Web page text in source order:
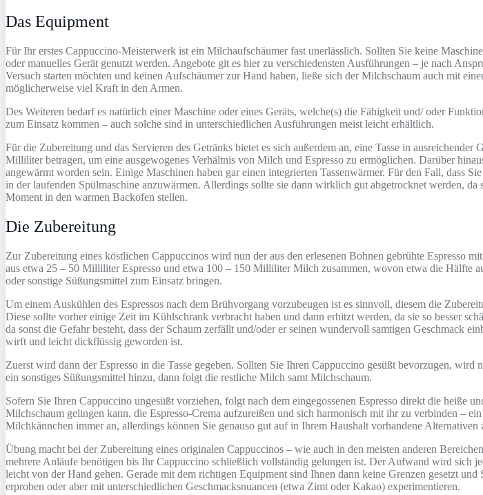
Das Equipment
Für Ihr erstes Cappuccino-Meisterwerk ist ein Milchaufschäumer fast unerlässlich. Sollten Sie keine
oder manuelles Gerät genutzt werden. Angebote git es hier zu verschiedensten Ausführungen – je nach
Versuch starten möchten und keinen Aufschäumer zur Hand haben, ließe sich der Milchschaum auch mit
möglicherweise viel Kraft in den Armen.
Des Weiteren bedarf es natürlich einer Maschine oder eines Geräts, welche(s) die Fähigkeit und/ oder
zum Einsatz kommen – auch solche sind in unterschiedlichen Ausführungen meist leicht erhältlich.
Für die Zubereitung und das Servieren des Getränks bietet es sich außerdem an, eine Tasse in
Milliliter betragen, um eine ausgewogenes Verhältnis von Milch und Espresso zu ermöglichen. Darüber
angewärmt worden sein. Einige Maschinen haben gar einen integrierten Tassenwärmer. Für den Fall, dass
in der laufenden Spülmaschine anzuwärmen. Allerdings sollte sie dann wirklich gut abgetrocknet werden,
Moment in den warmen Backofen stellen.
Die Zubereitung
Zur Zubereitung eines köstlichen Cappuccinos wird nun der aus den erlesenen Bohnen gebrühte Espresso
aus etwa 25 – 50 Milliliter Espresso und etwa 100 – 150 Milliliter Milch zusammen, wovon etwa die Hälfte
oder sonstige Süßungsmittel zum Einsatz bringen.
Um einem Auskühlen des Espressos nach dem Brühvorgang vorzubeugen ist es sinnvoll, diesem die
Diese sollte vorher einige Zeit im Kühlschrank verbracht haben und dann erhitzt werden, da sie so besser
da sonst die Gefahr besteht, dass der Schaum zerfällt und/oder er seinen wundervoll samtigen Geschmack
wirft und leicht dickflüssig geworden ist.
Zuerst wird dann der Espresso in die Tasse gegeben. Sollten Sie Ihren Cappuccino gesüßt bevorzugen,
ein sonstiges Süßungsmittel hinzu, dann folgt die restliche Milch samt Milchschaum.
Sofern Sie Ihren Cappuccino ungesüßt vorziehen, folgt nach dem eingegossenen Espresso direkt die heiße
Milchschaum gelingen kann, die Espresso-Crema aufzureißen und sich harmonisch mit ihr zu verbinden –
Milchkännchen immer an, allerdings können Sie genauso gut auf in Ihrem Haushalt vorhandene Alternativen
Übung macht bei der Zubereitung eines originalen Cappuccinos – wie auch in den meisten anderen
mehrere Anläufe benötigen bis Ihr Cappuccino schließlich vollständig gelungen ist. Der Aufwand wird sich
leicht von der Hand gehen. Gerade mit dem richtigen Equipment sind Ihnen dann keine Grenzen gesetzt
erproben oder aber mit unterschiedlichen Geschmacksnuancen (etwa Zimt oder Kakao) experimentieren.